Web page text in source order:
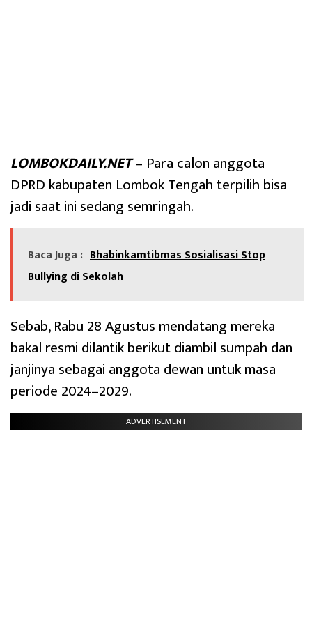
LOMBOKDAILY.NET– Para calon anggota
DPRD kabupaten Lombok Tengah terpilih bisa
jadi saat ini sedang semringah.
Baca Juga : Bhabinkamtibmas Sosialisasi Stop
Bullying di Sekolah
Sebab, Rabu 28 Agustus mendatang mereka
bakal resmi dilantik berikut diambil sumpah dan
janjinya sebagai anggota dewan untuk masa
periode 2024–2029.
ADVERTISEMENT